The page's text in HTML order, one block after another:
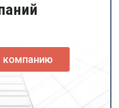
компанию